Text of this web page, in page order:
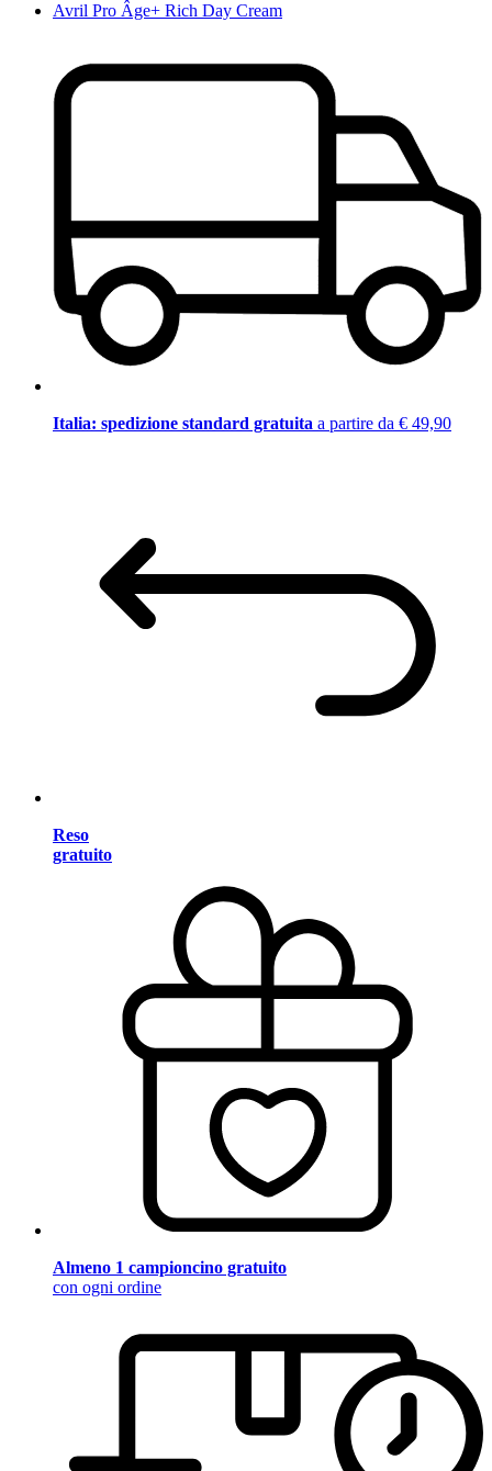
Avril Pro Âge+ Rich Day Cream
Italia: spedizione standard gratuita a partire da € 49,90
Reso
gratuito
Almeno 1 campioncino gratuito
con ogni ordine